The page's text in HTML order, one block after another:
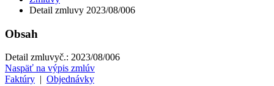
Detail zmluvy 2023/08/006
Obsah
Detail zmluvyč.: 2023/08/006
Naspäť na výpis zmlúv
Faktúry
Objednávky